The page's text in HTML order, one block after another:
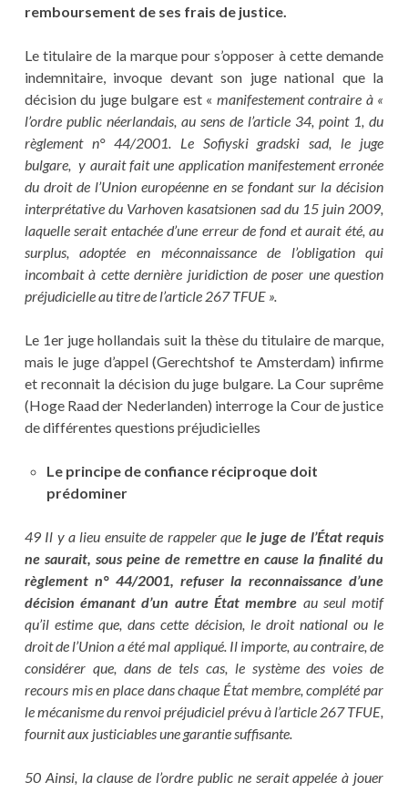
remboursement de ses frais de justice.
Le titulaire de la marque pour s’opposer à cette demande
indemnitaire, invoque devant son juge national que la
décision du juge bulgare est « manifestement contraire à «
l’ordre public néerlandais, au sens de l’article 34, point 1, du
règlement n° 44/2001. Le Sofiyski gradski sad, le juge
bulgare, y aurait fait une application manifestement erronée
du droit de l’Union européenne en se fondant sur la décision
interprétative du Varhoven kasatsionen sad du 15 juin 2009,
laquelle serait entachée d’une erreur de fond et aurait été, au
surplus, adoptée en méconnaissance de l’obligation qui
incombait à cette dernière juridiction de poser une question
préjudicielle au titre de l’article 267 TFUE ».
Le 1er juge hollandais suit la thèse du titulaire de marque,
mais le juge d’appel (Gerechtshof te Amsterdam) infirme
et reconnait la décision du juge bulgare. La Cour suprême
(Hoge Raad der Nederlanden) interroge la Cour de justice
de différentes questions préjudicielles
Le principe de confiance réciproque doit
prédominer
49 Il y a lieu ensuite de rappeler que le juge de l’État requis
ne saurait, sous peine de remettre en cause la finalité du
règlement n° 44/2001, refuser la reconnaissance d’une
décision émanant d’un autre État membre au seul motif
qu’il estime que, dans cette décision, le droit national ou le
droit de l’Union a été mal appliqué. Il importe, au contraire, de
considérer que, dans de tels cas, le système des voies de
recours mis en place dans chaque État membre, complété par
le mécanisme du renvoi préjudiciel prévu à l’article 267 TFUE,
fournit aux justiciables une garantie suffisante.
50 Ainsi, la clause de l’ordre public ne serait appelée à jouer